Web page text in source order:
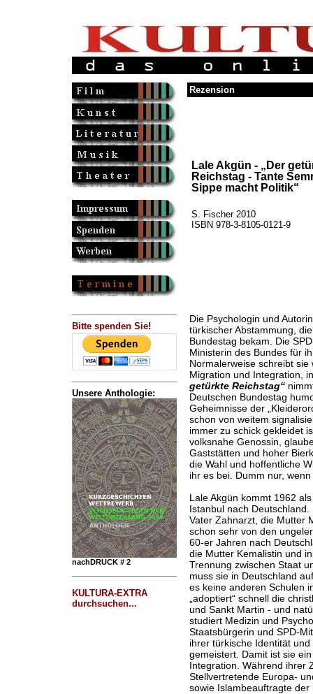
Bitte spenden Sie!
Unsere Anthologie:
nachDRUCK # 2
KULTURA-EXTRA
durchsuchen...
Rezension
Lale Akgün - „Der
Reichstag - Tante
Sippe macht Politik“
S. Fischer 2010
ISBN 978-3-8105-0121-9
Die Psychologin und
türkischer Abstammung,
Bundestag bekam. Die
Ministerin des Bundes für
Normalerweise schreibt
Migration und Integration,
getürkte Reichstag“
Deutschen Bundestag
Geheimnisse der
schon von weitem
immer zu schick gekleidet
volksnahe Genossin,
Gaststätten und hoher
die Wahl und hoffentliche
ihr es bei. Dumm nur,
Lale Akgün kommt 1962
Istanbul nach
Vater Zahnarzt, die Mutter
schon sehr von den
60-er Jahren nach
die Mutter Kemalistin und
Trennung zwischen Staat
muss sie in Deutschland
es keine anderen Schulen
„adoptiert“ schnell die
und Sankt Martin - und
studiert Medizin und
Staatsbürgerin und SPD-
ihrer türkische Identität
gemeistert. Damit ist sie
Integration. Während ihrer
Stellvertretende Europa-
sowie Islambeauftragte